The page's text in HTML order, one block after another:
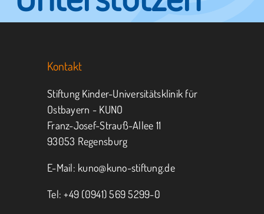
Sie KUNO.
Jeder kann helfen.
MITMACHEN SPENDEN
Kontakt
Stiftung Kinder-Universitätsklinik für
Ostbayern - KUNO
Franz-Josef-Strauß-Allee 11
93053 Regensburg
E-Mail: kuno@kuno-stiftung.de
Tel: +49 (0941) 569 5299-0